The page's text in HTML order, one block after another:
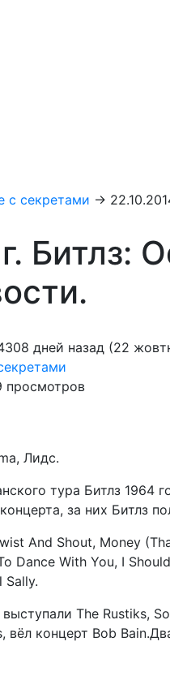
с секретами →
Битлз:
дней назад (22
просмотров
Лидс.
тура Битлз 1964
за них Битлз
And Shout, Money
Dance With You, I
Sally.
The Rustiks,
вёл концерт Bob